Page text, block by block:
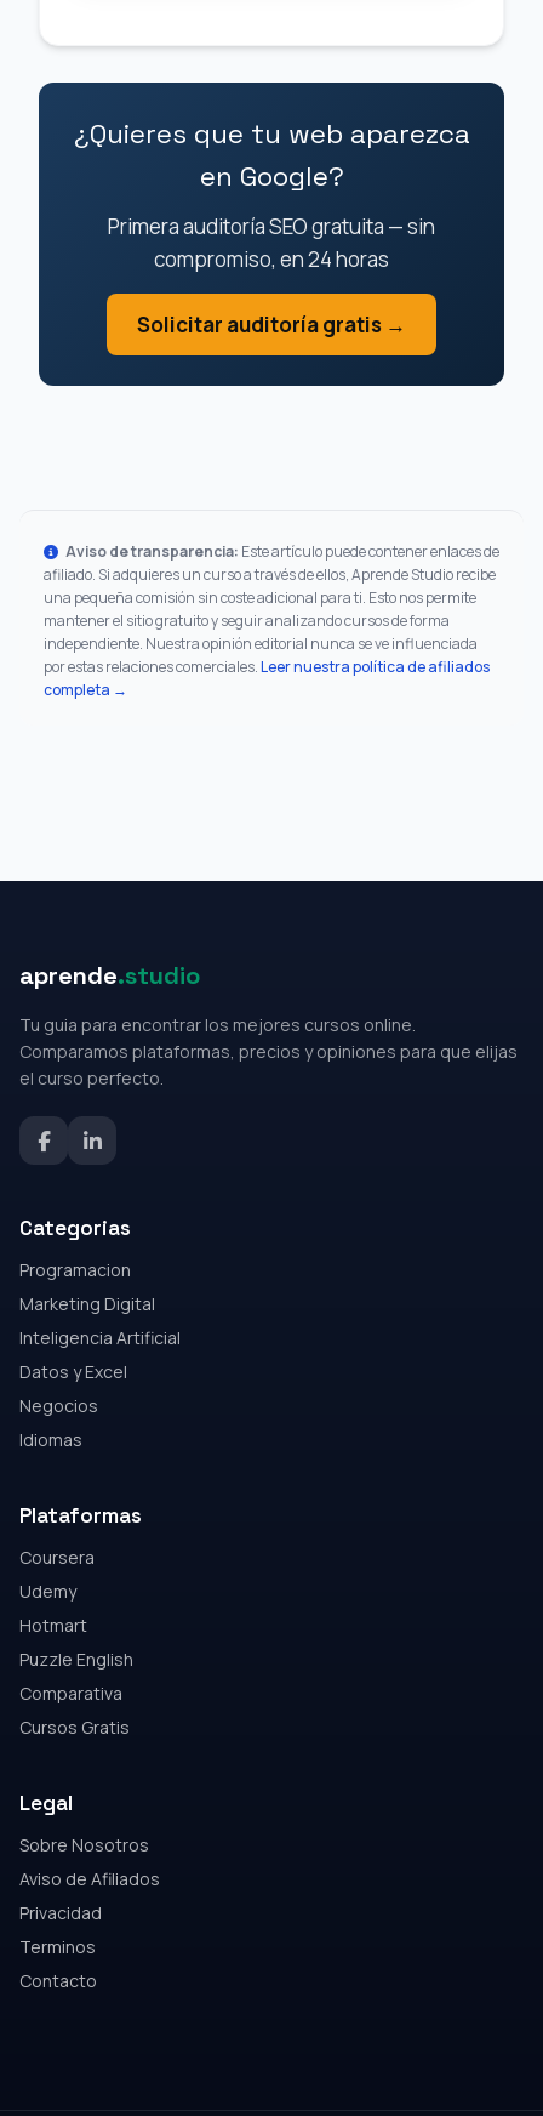
¿Quieres que tu web aparezca
en Google?
Primera auditoría SEO gratuita — sin
compromiso, en 24 horas
Solicitar auditoría gratis →
Aviso de transparencia: Este artículo puede contener enlaces de
afiliado. Si adquieres un curso a través de ellos, Aprende Studio recibe
una pequeña comisión sin coste adicional para ti. Esto nos permite
mantener el sitio gratuito y seguir analizando cursos de forma
independiente. Nuestra opinión editorial nunca se ve influenciada
por estas relaciones comerciales.Leer nuestra política de afiliados
completa →
aprende.studio
Tu guia para encontrar los mejores cursos online.
Comparamos plataformas, precios y opiniones para que elijas
el curso perfecto.
Categorias
Programacion
Marketing Digital
Inteligencia Artificial
Datos y Excel
Negocios
Idiomas
Plataformas
Coursera
Udemy
Hotmart
Puzzle English
Comparativa
Cursos Gratis
Legal
Sobre Nosotros
Aviso de Afiliados
Privacidad
Terminos
Contacto